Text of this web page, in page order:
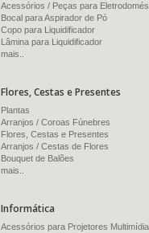
Acessórios / Peças para
Bocal para Aspirador de Pó
Copo para Liquidificador
Lâmina para Liquidificador
mais..
Flores, Cestas e Presentes
Plantas
Arranjos / Coroas Fúnebres
Flores, Cestas e Presentes
Arranjos / Cestas de Flores
Bouquet de Balões
mais..
Informática
Acessórios para Projetores Multimídia